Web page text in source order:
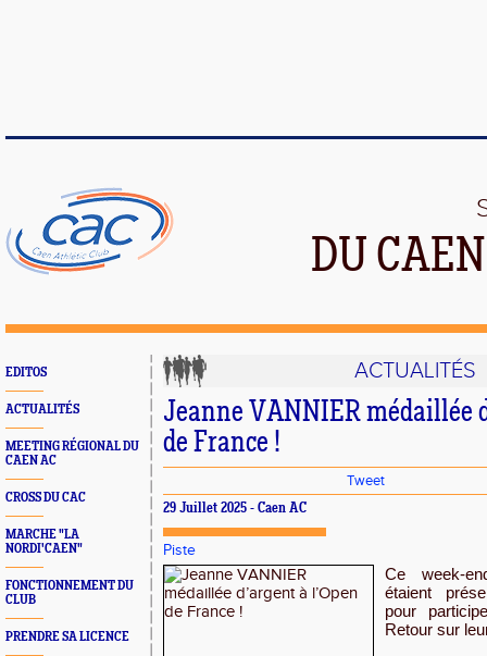
DU
EDITOS
ACTUALITÉS
MEETING RÉGIONAL DU
CAEN AC
CROSS DU CAC
MARCHE "LA
NORDI'CAEN"
FONCTIONNEMENT DU
CLUB
PRENDRE SA LICENCE
ACTUALITÉS
Jeanne VANNIER médaillée
de France !
Tweet
29 Juillet 2025 - Caen AC
Piste
Ce week-
étaient
pour
Retour sur